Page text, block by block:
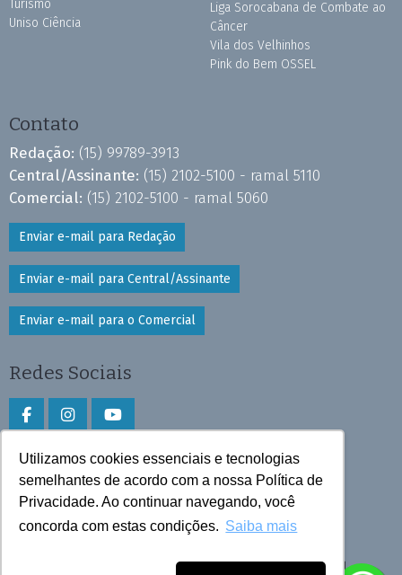
Utilizamos cookies essenciais e tecnologias
semelhantes de acordo com a nossa Política de
Privacidade. Ao continuar navegando, você
concorda com estas condições. Saiba mais
Turismo
Uniso Ciência
Liga Sorocabana de Combate ao
Câncer
Vila dos Velhinhos
Pink do Bem OSSEL
Contato
Redação: (15) 99789-3913
Central/Assinante: (15) 2102-5100 - ramal 5110
Comercial: (15) 2102-5100 - ramal 5060
Enviar e-mail para Redação
Enviar e-mail para Central/Assinante
Enviar e-mail para o Comercial
Redes Sociais
Faça download do aplicativo
Play Store e App Store
Todos os direitos reservados © 2025 Cruzeiro do Sul